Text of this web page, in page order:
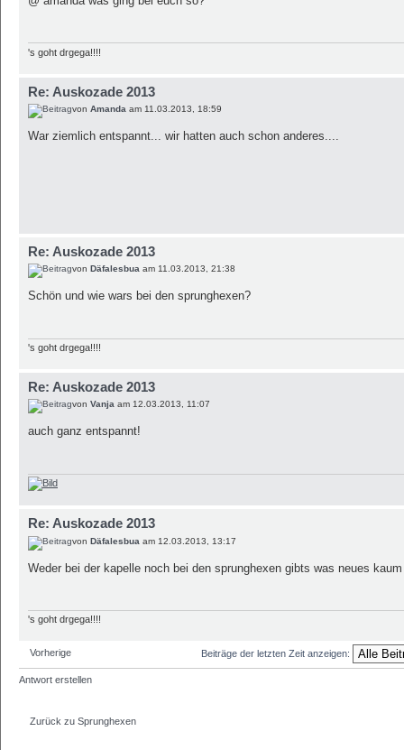
's goht drgega!!!!
Re: Auskozade 2013
von Amanda am 11.03.2013, 18:59
War ziemlich entspannt... wir hatten auch schon anderes....
Re: Auskozade 2013
von Däfalesbua am 11.03.2013, 21:38
Schön und wie wars bei den sprunghexen?
's goht drgega!!!!
Re: Auskozade 2013
von Vanja am 12.03.2013, 11:07
auch ganz entspannt!
Re: Auskozade 2013
von Däfalesbua am 12.03.2013, 13:17
Weder bei der kapelle noch bei den sprunghexen gibts was neues
's goht drgega!!!!
Vorherige Beiträge der letzten Zeit anzeigen:
Antwort erstellen
Zurück zu Sprunghexen